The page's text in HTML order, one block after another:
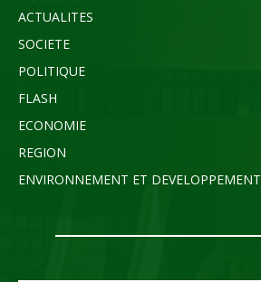
ACTUALITES
SOCIETE
POLITIQUE
FLASH
ECONOMIE
REGION
ENVIRONNEMENT ET DEVELOPPEMENT